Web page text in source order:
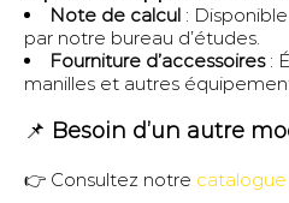
Note de calcul :
par notre bureau d’études.
Fourniture d’accessoires:
manilles et autres
📌 Besoin d’un autre
👉 Consultez notre catalogue